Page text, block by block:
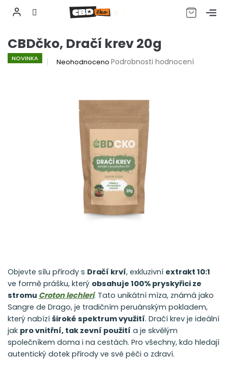
na
obsah
CZK
CBDčko, Dračí krev 20g
NOVINKA
Průměrné
hvězdiček.
Neohodnoceno Podrobnosti hodnocení
Objevte sílu přírody s Dračí krví, exkluzivní extrakt 10:1
ve formě prášku, který obsahuje 100% pryskyřici ze
stromu Croton lechleri. Tato unikátní míza, známá jako
Sangre de Drago, je tradičním peruánským pokladem,
který nabízí široké spektrum využití. Dračí krev je ideální
jak pro vnitřní, tak zevní použití a je skvělým
společníkem doma i na cestách. Pro všechny, kdo hledají
autentický dotek přírody ve své péči o zdraví.